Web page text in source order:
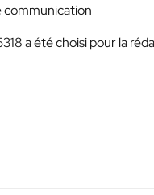
communication
a été choisi pour la